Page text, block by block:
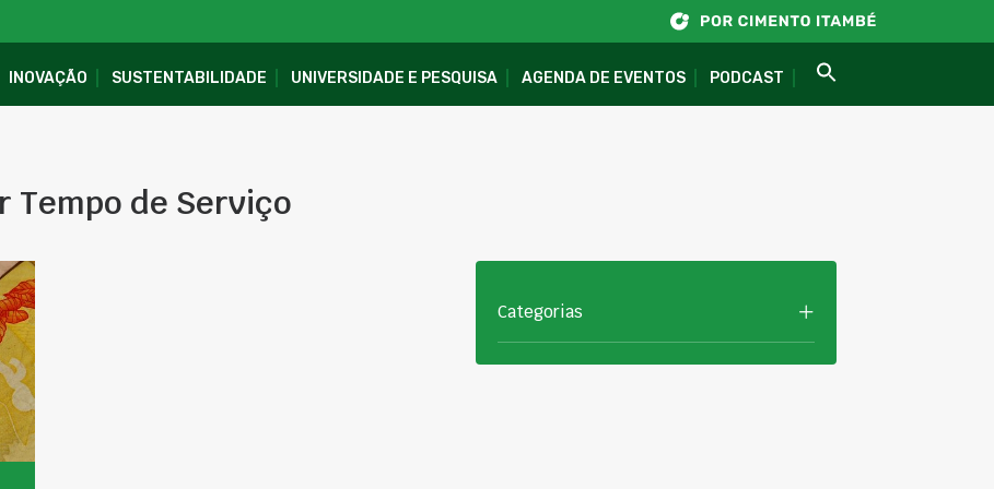
INOVAÇÃO SUSTENTABILIDADE UNIVERSIDADE E PESQUISA AGENDA DE EVENTOS PODCAST
Tempo de Serviço
Categorias